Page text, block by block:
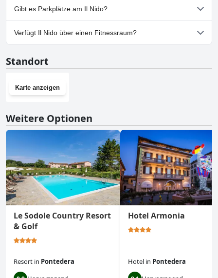
Ja, Il Nido heißt Hunde willkommen.
Gibt es Parkplätze am Il Nido?
Nein, im Il Nido gibt es keine Parkmöglichkeiten.
Verfügt Il Nido über einen Fitnessraum?
Standort
Karte anzeigen
Weitere Optionen
Le Sodole Country Resort
& Golf
Resort in Pontedera
Hotel Armonia
Hotel in Pontedera